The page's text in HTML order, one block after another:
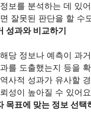
정보를 분석하는 데 있
면 잘못된 판단을 할 수
성과와 비교하기
해당 정보나 예측이 과
과를 도출했는지 등을
역사적 성과가 유사할
뢰성이 높아질 수 있어
목표에 맞는 정보 선택